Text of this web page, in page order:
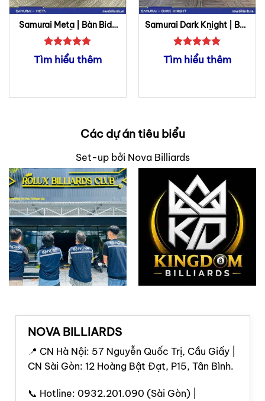
Samurai Meta | Bàn Bida
Lỗ
Được xếp
hạng55
Tìm hiểu thêm
Samurai Dark Knight | Bàn
Bida Lỗ
Được xếp
hạng55
Tìm hiểu thêm
Các dự án tiêu biểu
Set-up bởi Nova Billiards
NOVA BILLIARDS
📍 CN Hà Nội: 57 Nguyễn Quốc Trị, Cầu Giấy |
CN Sài Gòn: 12 Hoàng Bật Đạt, P15, Tân Bình.
📞 Hotline: 0932.201.090 (Sài Gòn) |